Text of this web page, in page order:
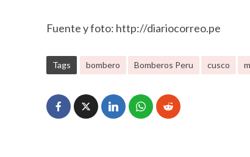
Fuente y foto: http://diariocorreo.pe
Tags bombero Bomberos Peru cusco